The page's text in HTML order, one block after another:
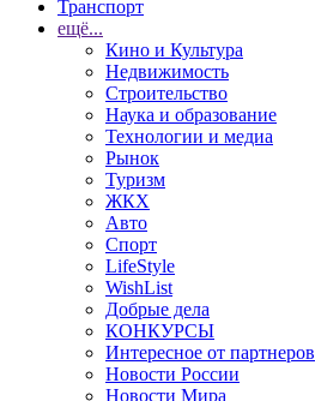
Транспорт
ещё...
Кино и Культура
Недвижимость
Строительство
Наука и образование
Технологии и медиа
Рынок
Туризм
ЖКХ
Авто
Спорт
LifeStyle
WishList
Добрые дела
КОНКУРСЫ
Интересное от партнеров
Новости России
Новости Мира